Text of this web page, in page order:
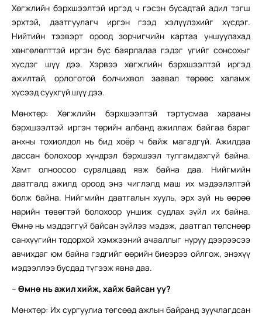
Хөгжлийн бэрхшээлтэй иргэд ч гэсэн бусадтай адил тэгш
эрхтэй, даатгуулагч иргэн гээд хэлүүлэхийг хүсдэг.
Нийтийн тээвэрт ороод зорчигчийн картаа уншуулахад
хөнгөлөлттэй иргэн бус баярлалаа гэдэг үгийг сонсохыг
хүсдэг шүү дээ. Хэрвээ хөгжлийн бэрхшээлтэй иргэд
ажилтай, орлоготой болчихвол заавал төрөөс халамж
хүсээд суухгүй шүү дээ.
Мөнхтөр: Хөгжлийн бэрхшээлтэй тэртусмаа харааны
бэрхшээлтэй иргэн төрийн албанд ажиллаж байгаа бараг
анхны тохиолдол нь бид хоёр ч байж магадгүй. Ажилдаа
дассан болохоор хүндрэл бэрхшээл тулгамдахгүй байна.
Хамт олноосоо суралцаад явж байна даа. Нийгмийн
даатгалд ажилд ороод энэ чиглэлд маш их мэдээлэлтэй
болж байна. Нийгмийн даатгалын хууль, эрх зүй нь өөрөө
нарийн төвөгтэй болохоор уншиж судлах зүйл их байна.
Өмнө нь мэддэггүй байсан зүйлээ мэдэж, даатгал төлснөөр
санхүүгийн тодорхой хэмжээний ачааллыг нуруу дээрээсээ
авчихдаг юм байна гэдгийг өөрийн биеэрээ ойлгож, энэхүү
мэдээллээ бусдад түгээж явна даа.
– Өмнө нь ажил хийж, хайж байсан уу?
Мөнхтөр: Их сургуулиа төгсөөд ажлын байранд зуучлагдсан